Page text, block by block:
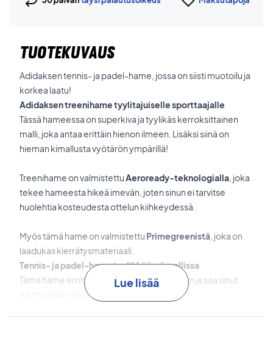
TUOTEKUVAUS
Adidaksen tennis- ja padel-hame, jossa on siisti muotoilu ja
korkea laatu!
Adidaksen treenihame tyylitajuiselle sporttaajalle
Tässä hameessa on superkiva ja tyylikäs kerroksittainen
malli, joka antaa erittäin hienon ilmeen. Lisäksi siinä on
hieman kimallusta vyötärön ympärillä!
Treenihame on valmistettuAeroready-teknologialla , joka
tekee hameesta hikeä imevän, joten sinun ei tarvitse
huolehtia kosteudesta ottelun kiihkeydessä.
Myös tämä hame on valmistettu Primegreenistä , joka on
laadukas kierrätysmateriaali.
Tennis- ja padel-hame tyylikkäässä mallissa
Tämä hame erottuu ehdottomasti edukseen ja saa sinut
näyttämään vakuuttavalta kentällä!
Lue lisää